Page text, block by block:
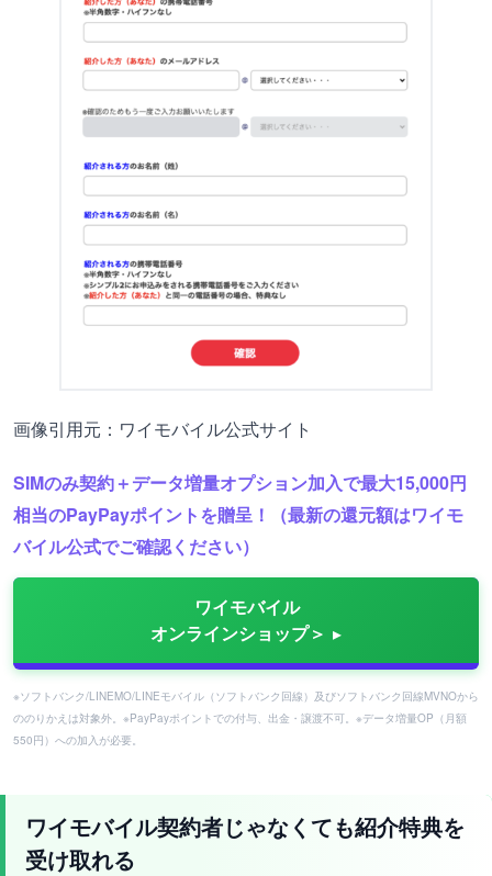
画像引用元：ワイモバイル公式サイト
SIMのみ契約＋データ増量オプション加入で最大15,000円
相当のPayPayポイントを贈呈！（最新の還元額はワイモ
バイル公式でご確認ください）
ワイモバイル
オンラインショップ＞
※ソフトバンク/LINEMO/LINEモバイル（ソフトバンク回線）及びソフトバンク回線MVNOから
ののりかえは対象外。※PayPayポイントでの付与、出金・譲渡不可。※データ増量OP（月額
550円）への加入が必要。
ワイモバイル契約者じゃなくても紹介特典を
受け取れる